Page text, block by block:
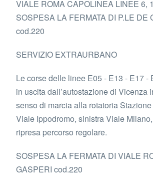
VIALE ROMA CAPOLINEA LINEE 6,
SOSPESA LA FERMATA DI P.LE DE
cod.220
SERVIZIO EXTRAURBANO
Le corse delle linee E05 - E13 - E17 -
in uscita dall’autostazione di Vicenza
senso di marcia alla rotatoria
Viale Ippodromo, sinistra Viale
ripresa percorso regolare.
SOSPESA LA FERMATA DI VIALE
GASPERI cod.220